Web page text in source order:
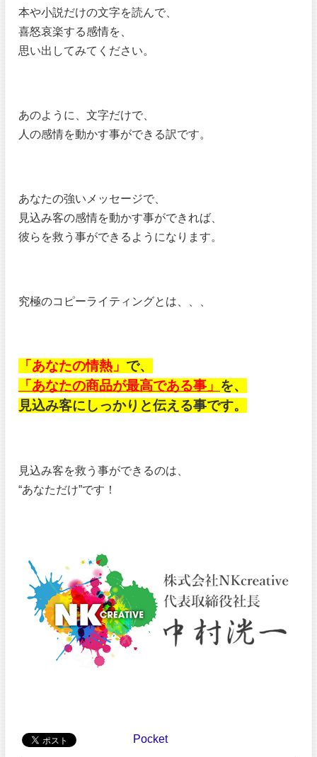
本や小説だけの文字を読んで、
喜怒哀楽する感情を、
思い出してみてください。
あのように、文字だけで、
人の感情を動かす事ができる訳です。
あなたの強いメッセージで、
見込み客の感情を動かす事ができれば、
彼らを救う事ができるようになります。
究極のコピーライティングとは、、、
「あなたの情熱」 で、
「あなたの商品が最高である事」 を、
見込み客にしっかりと伝える事です。
見込み客を救う事ができるのは、
“あなただけ”です！
Pocket